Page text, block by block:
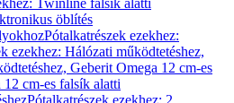
Twinline falsík alatti
öblítés
Pótalkatrészek ezekhez:
ezekhez: Hálózati működtetéshez,
Geberit Omega 12 cm-es
12 cm-es falsík alatti
Pótalkatrészek ezekhez: 2